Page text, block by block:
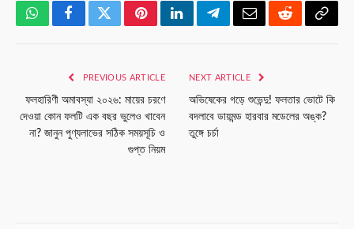
WhatsAppFacebookTwitterPinterestLinkedInTelegramEmailRedditCopy
PREVIOUS ARTICLE
ফলহারিণী অমাবস্যা ২০২৬: মায়ের চরণে
দেওয়া কোন ফলটি এক বছর ভুলেও খাবেন
না? জানুন পুণ্যলাভের সঠিক সময়সূচি ও
গুপ্ত নিয়ম
NEXT ARTICLE
অভিষেকের গড়ে শুভেন্দু! ফলতার ভোটে কি
বদলাবে ডায়মন্ড হারবার মডেলের অঙ্ক?
তুঙ্গে চর্চা